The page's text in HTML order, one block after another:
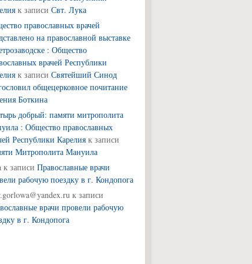
к записи Свт. Лука
православных врачей
на православной выставке
: Общество
врачей Республики
к записи Святейший Синод
общецерковное почитание
Боткина
добрый: памяти митрополита
: Общество православных
Республики Карелия к записи
Митрополита Мануила
к записи Православные врачи
рабочую поездку в г. Кондопога
к записи
врачи провели рабочую
в г. Кондопога